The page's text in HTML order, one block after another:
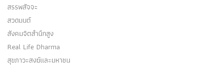
สรรพสัจจะ
สวดมนต์
สังคมจิตสำนึกสูง
Real Life Dharma
สุขภาวะสงฆ์และมหาชน